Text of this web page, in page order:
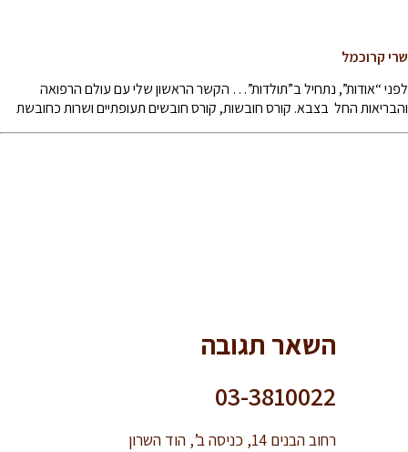
שרי קרוכמל
לפני “אודות”, נתחיל ב”תולדות”… הקשר הראשון שלי עם עולם הרפואה
והבריאות החל בצבא. קורס חובשות, קורס חובשים תעופתיים ושרות כחובשת
השאר תגובה
03-3810022
רחוב הבנים 14, כניסה ב’, הוד השרון